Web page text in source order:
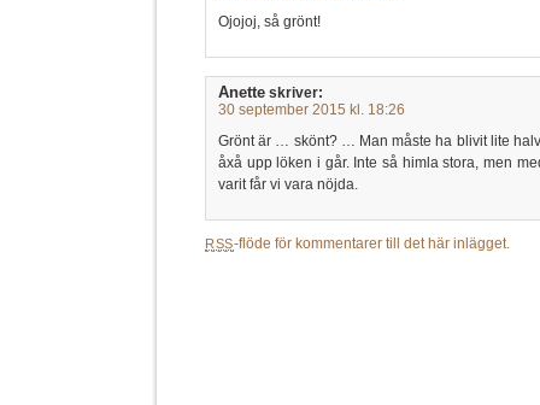
Ojojoj, så grönt!
Anette skriver:
30 september 2015 kl. 18:26
Grönt är … skönt? … Man måste ha blivit lite
åxå upp löken i går. Inte så himla stora, men
varit får vi vara nöjda.
RSS-flöde för kommentarer till det här inlägget.